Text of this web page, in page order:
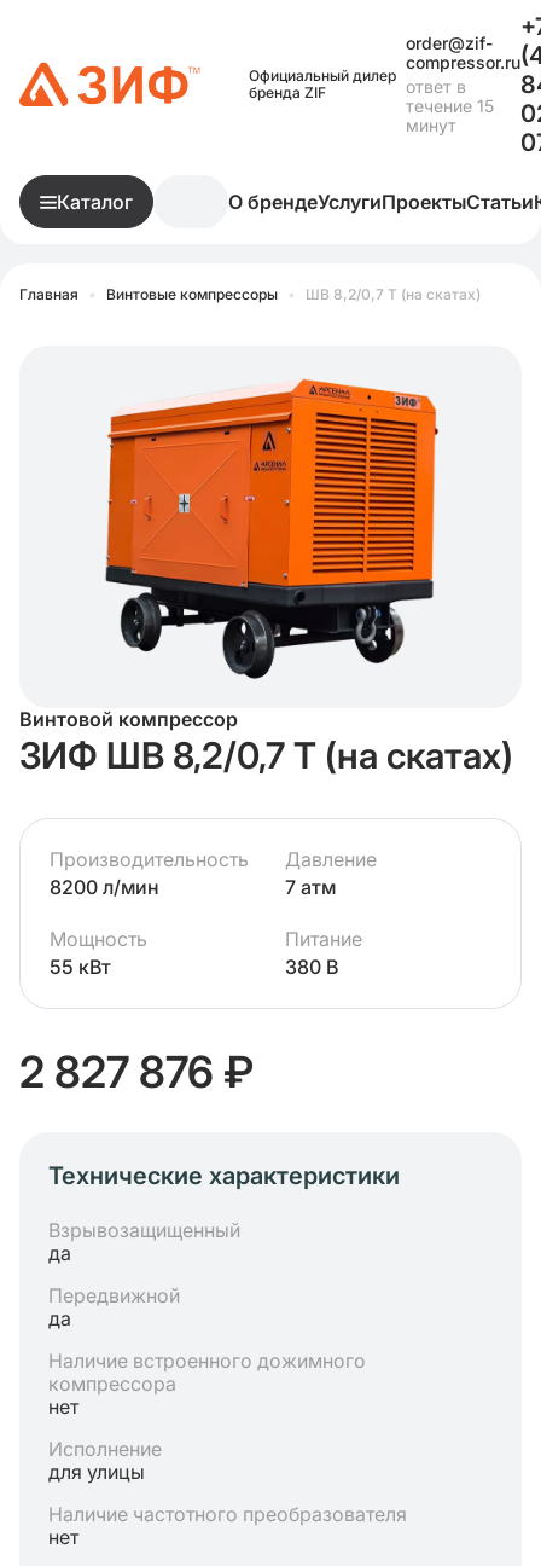
Официальный дилер
бренда ZIF
order@zif-
compressor.ru
ответ в
течение 15
минут
Каталог О брендеУслугиПроектыСтатьи
Главная • Винтовые компрессоры • ШВ 8,2/0,7 Т (на скатах)
Винтовой компрессор
ЗИФ ШВ 8,2/0,7 Т (на скатах)
Производительность
8200 л/мин
Давление
7 атм
Мощность
55 кВт
Питание
380 В
2 827 876 ₽
Технические характеристики
Взрывозащищенный
да
Передвижной
да
Наличие встроенного дожимного
компрессора
нет
Исполнение
для улицы
Наличие частотного преобразователя
нет